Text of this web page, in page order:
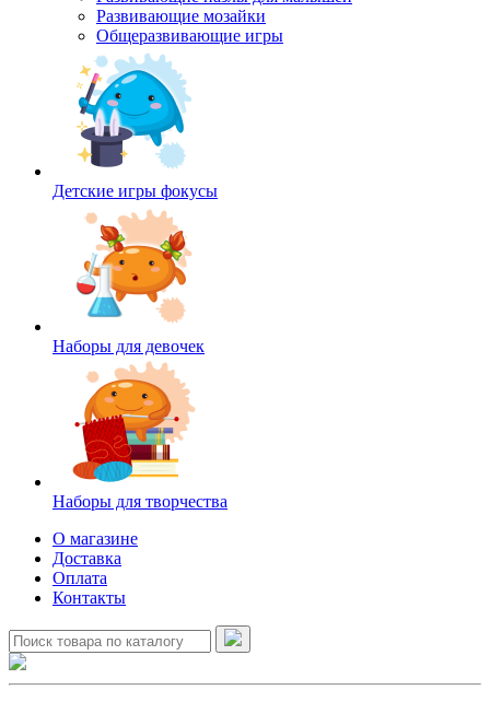
Развивающие мозайки
Общеразвивающие игры
Детские игры фокусы
Наборы для девочек
Наборы для творчества
О магазине
Доставка
Оплата
Контакты